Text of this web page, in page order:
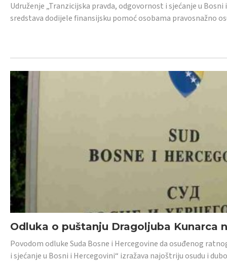
Udruženje „Tranzicijska pravda, odgovornost i sjećanje u
sredstava dodijele finansijsku pomoć osobama pravosnažno
Odluka o puštanju Dragoljuba Kunarca
Povodom odluke Suda Bosne i Hercegovine da osuđenog
i sjećanje u Bosni i Hercegovini“ izražava najoštriju osudu i